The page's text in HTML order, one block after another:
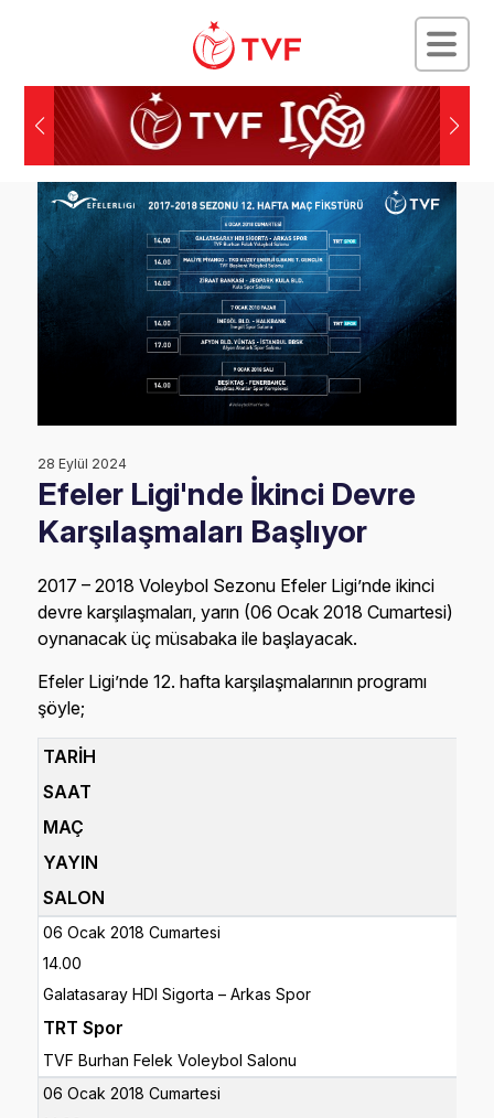
28 Eylül 2024
Efeler Ligi'nde İkinci Devre
Karşılaşmaları Başlıyor
2017 – 2018 Voleybol Sezonu Efeler Ligi’nde ikinci
devre karşılaşmaları, yarın (06 Ocak 2018 Cumartesi)
oynanacak üç müsabaka ile başlayacak.
Efeler Ligi’nde 12. hafta karşılaşmalarının programı
şöyle;
TARİH
SAAT
MAÇ
YAYIN
SALON
06 Ocak 2018 Cumartesi
14.00
Galatasaray HDI Sigorta – Arkas Spor
TRT Spor
TVF Burhan Felek Voleybol Salonu
06 Ocak 2018 Cumartesi